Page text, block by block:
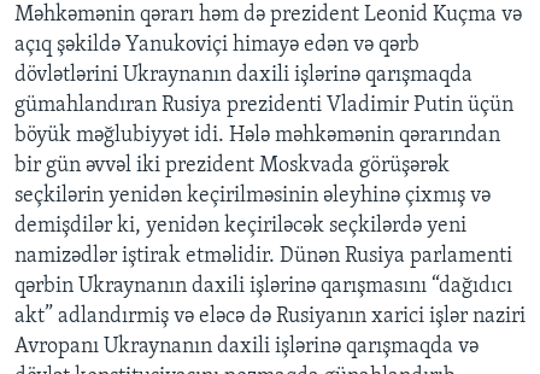
Məhkəmənin qərarı həm də prezident Leonid Kuçma və
açıq şəkildə Yanukoviçi himayə edən və qərb
dövlətlərini Ukraynanın daxili işlərinə qarışmaqda
gümahlandıran Rusiya prezidenti Vladimir Putin üçün
böyük məğlubiyyət idi. Hələ məhkəmənin qərarından
bir gün əvvəl iki prezident Moskvada görüşərək
seçkilərin yenidən keçirilməsinin əleyhinə çixmış və
demişdilər ki, yenidən keçiriləcək seçkilərdə yeni
namizədlər iştirak etməlidir. Dünən Rusiya parlamenti
qərbin Ukraynanın daxili işlərinə qarışmasını “dağıdıcı
akt” adlandırmiş və eləcə də Rusiyanın xarici işlər naziri
Avropanı Ukraynanın daxili işlərinə qarışmaqda və